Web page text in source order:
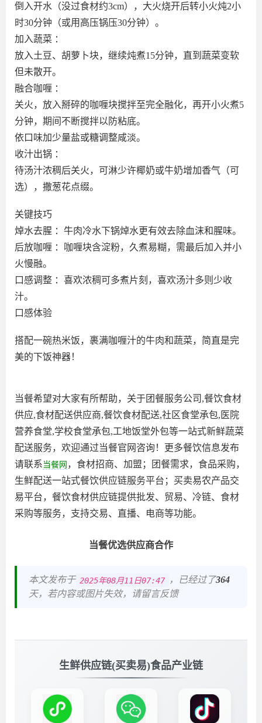
倒入开水（没过食材约3cm），大火烧开后转小火炖2小
时30分钟（或用高压锅压30分钟）。
加入蔬菜 ：
放入土豆、胡萝卜块，继续炖煮15分钟，直到蔬菜变软
但未散开。
融合咖喱 ：
关火，放入掰碎的咖喱块搅拌至完全融化，再开小火煮5
分钟，期间不断搅拌以防粘底。
依口味加少量盐或糖调整咸淡。
收汁出锅 ：
待汤汁浓稠后关火，可淋少许椰奶或牛奶增加香气（可
选），撒葱花点缀。
关键技巧
焯水去腥 ：牛肉冷水下锅焯水更有效去除血沫和腥味。
后放咖喱 ：咖喱块含淀粉，久煮易糊，需最后加入并小
火慢融。
口感调整 ：喜欢浓稠可多煮片刻，喜欢汤汁多则少收
汁。
口感体验
搭配一碗热米饭，裹满咖喱汁的牛肉和蔬菜，简直是完
美的下饭神器！
当餐希望对大家有所帮助，关于团餐服务公司,餐饮食材
供应,食材配送供应商,餐饮食材配送,社区食堂承包,医院
营养食堂,学校食堂承包,工地饭堂外包等一站式新鲜蔬菜
配送服务，欢迎通过当餐官网咨询！更多餐饮信息发布
请联系当餐网 ，食材招商、加盟；团餐需求，食品采购，
生鲜配送一站式餐饮供应链服务平台；买卖易农产品交
易平台，餐饮食材供应链提供批发、贸易、冷链、食材
采购等服务，支持交易、直播、电商等功能。
当餐优选供应商合作
本文发布于 2025年08月11日07:47 ，已经过了364
天，若内容或图片失效，请留言反馈
生鲜供应链(买卖易)食品产业链